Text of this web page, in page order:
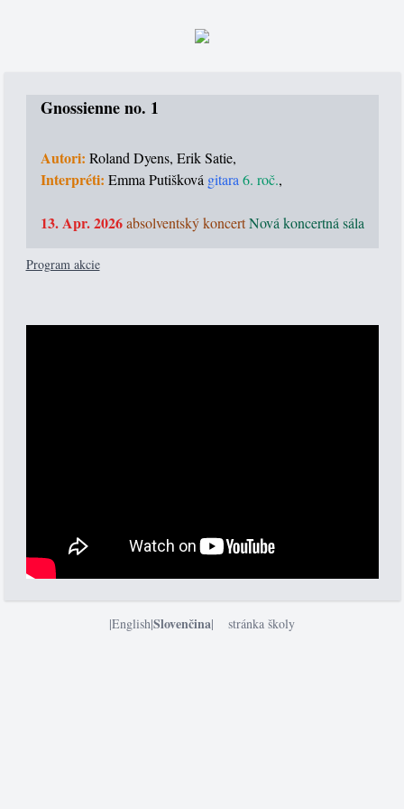
Gnossienne no. 1
Autori: Roland Dyens, Erik Satie,
Interpréti: Emma Putišková gitara 6. roč.,
13. Apr. 2026 absolventský koncert Nová koncertná sála
Program akcie
|English|Slovenčina| stránka školy